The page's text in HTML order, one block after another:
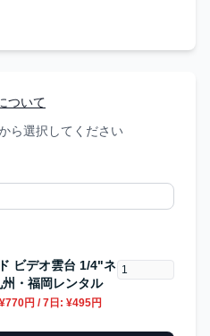
ついて
ら選択してください
ビデオ雲台 1/4"ネ
・福岡レンタル
¥770円 / 7日: ¥495円